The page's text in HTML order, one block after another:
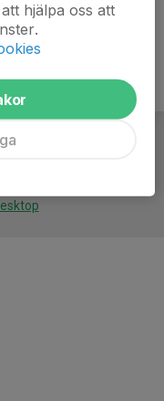
hjälpa oss att